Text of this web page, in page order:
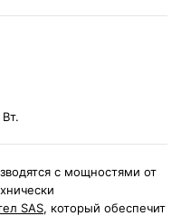
с мощностями от
SAS, который обеспечит